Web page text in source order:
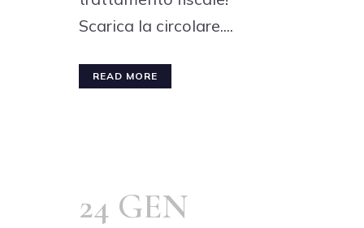
Scarica la circolare....
READ MORE
24 GEN